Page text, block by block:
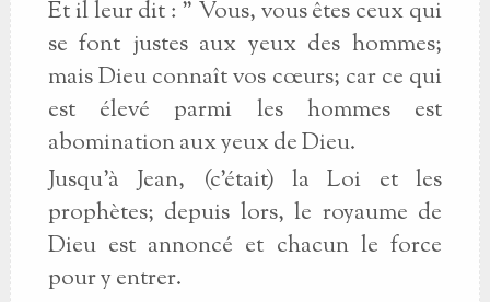
Et il leur dit : " Vous, vous êtes ceux qui
se font justes aux yeux des hommes;
mais Dieu connaît vos cœurs; car ce qui
est élevé parmi les hommes est
abomination aux yeux de Dieu.
Jusqu'à Jean, (c'était) la Loi et les
prophètes; depuis lors, le royaume de
Dieu est annoncé et chacun le force
pour y entrer.